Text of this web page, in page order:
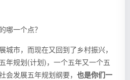
哪一个点？
城市，而现在又回到了乡村振兴，
年规划(计划)，一个五年又一个五
会发展五年规划纲要， 也是你们一